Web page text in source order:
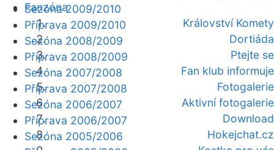
Fanzóna
Království Komety
Dortiáda
Ptejte se
Fan klub informuje
Fotogalerie
Aktivní fotogalerie
Download
Hokejchat.cz
Sezóna 2009/2010
Příprava 2009/2010
Sezóna 2008/2009
Příprava 2008/2009
Sezóna 2007/2008
Příprava 2007/2008
Sezóna 2006/2007
Příprava 2006/2007
Sezóna 2005/2006